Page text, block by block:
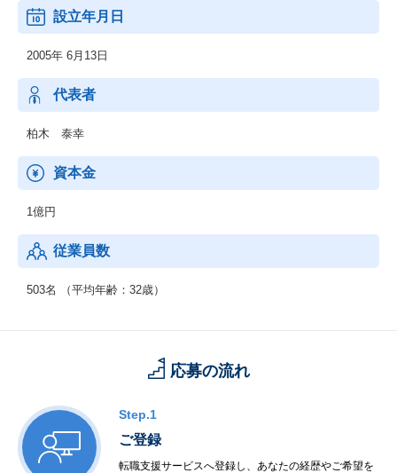
・現在はiPhone、Android含めたスマートフォンアプリ開発が大き
く躍進しています。
設立年月日
2005年 6月13日
代表者
柏木 泰幸
資本金
1億円
従業員数
503名 （平均年齢：32歳）
応募の流れ
Step.1
ご登録
転職支援サービスへ登録し、あなたの経歴やご希望を